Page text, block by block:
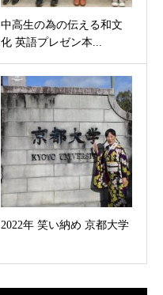
中高生の為の伝える和文
化 英語プレゼン本...
2022年 笑い納め 京都大学